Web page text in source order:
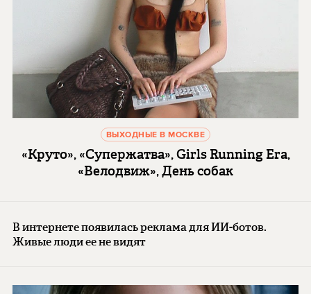
ВЫХОДНЫЕ В МОСКВЕ
«Круто», «Супержатва», Girls Running Era,
«Велодвиж», День собак
В интернете появилась реклама для ИИ-ботов.
Живые люди ее не видят